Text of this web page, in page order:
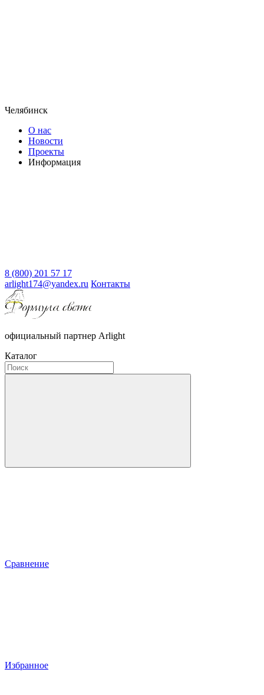
Челябинск
О нас
Новости
Проекты
Информация
8 (800) 201 57 17
arlight174@yandex.ru Контакты
официальный партнер Arlight
Каталог
Сравнение
Избранное